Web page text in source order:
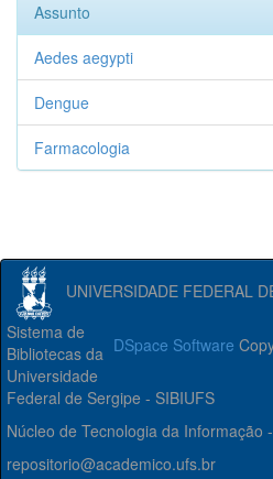
Assunto
Aedes aegypti
Dengue
Farmacologia
UNIVERSIDADE FEDERAL
DSpace Software
Sistema de
Bibliotecas da
Universidade
Federal de Sergipe - SIBIUFS
Núcleo de Tecnologia da Informação
repositorio@academico.ufs.br